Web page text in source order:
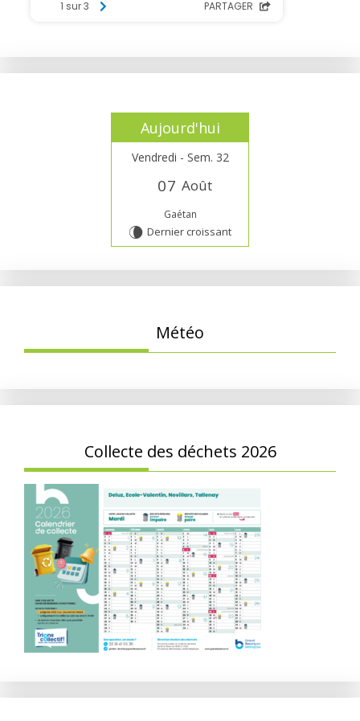
Aujourd'hui
Vendredi - Sem. 32
07 Août
Gaétan
V Dernier croissant
Météo
Collecte des déchets 2026